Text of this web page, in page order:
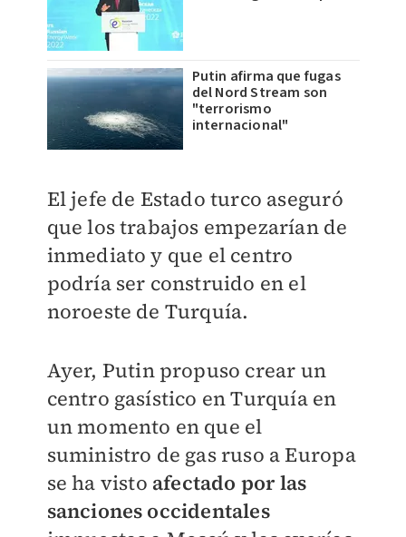
Putin afirma que fugas
del Nord Stream son
"terrorismo
internacional"
El jefe de Estado turco aseguró
que los trabajos empezarían de
inmediato y que el centro
podría ser construido en el
noroeste de Turquía.
Ayer, Putin propuso crear un
centro gasístico en Turquía en
un momento en que el
suministro de gas ruso a Europa
se ha visto afectado por las
sanciones occidentales